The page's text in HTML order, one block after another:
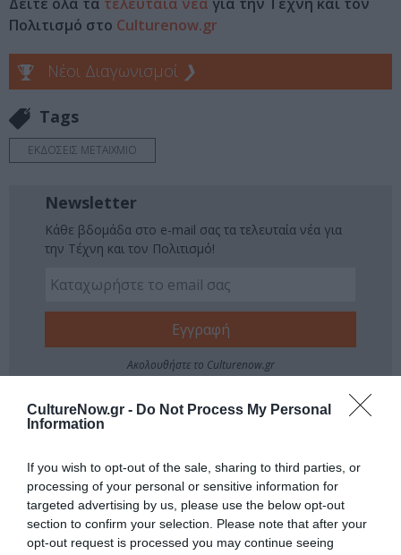
CultureNow.gr - Do Not Process My Personal
Information
If you wish to opt-out of the sale, sharing to third parties, or
processing of your personal or sensitive information for
targeted advertising by us, please use the below opt-out
section to confirm your selection. Please note that after your
opt-out request is processed you may continue seeing
Πολιτισμό στο Culturenow.gr
Νέοι Διαγωνισμοί ❯
Tags
ΕΚΔΟΣΕΙΣ ΜΕΤΑΙΧΜΙΟ
Newsletter
Κάθε βδομάδα στο e-mail σας τα τελευταία νέα για
την Τέχνη και τον Πολιτισμό!
Ακολουθήστε το Culturenow.gr
Σχετικά Άρθρα